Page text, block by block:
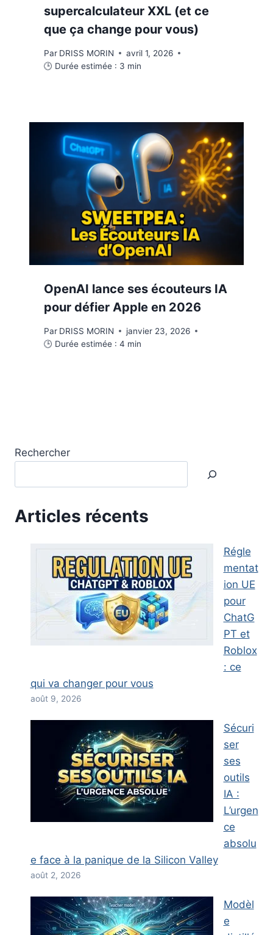
supercalculateur XXL (et ce
que ça change pour vous)
Par DRISS MORIN
avril 1, 2026
🕒 Durée estimée : 3 min
OpenAI lance ses écouteurs IA
pour défier Apple en 2026
Par DRISS MORIN
janvier 23, 2026
🕒 Durée estimée : 4 min
Rechercher
Articles récents
Régle
mentat
ion UE
pour
ChatG
PT et
Roblox
: ce
qui va changer pour vous
août 9, 2026
Sécuri
ser
ses
outils
IA :
L’urgen
ce
absolu
e face à la panique de la Silicon Valley
août 2, 2026
Modèl
e